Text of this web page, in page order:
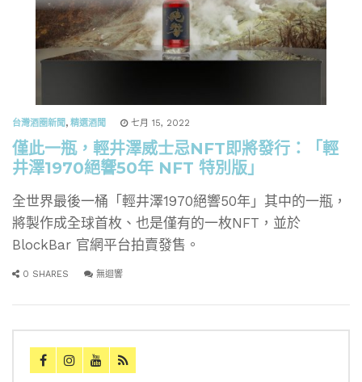
台灣酒圈新聞, 精選酒聞 七月 15, 2022
僅此一瓶，輕井澤威士忌NFT即將發行：「輕
井澤1970絕響50年 NFT 特別版」
全世界最後一桶「輕井澤1970絕響50年」其中的一瓶，
將製作成全球首枚、也是僅有的一枚NFT，並於
BlockBar 官網平台拍賣發售。
0 SHARES 無迴響